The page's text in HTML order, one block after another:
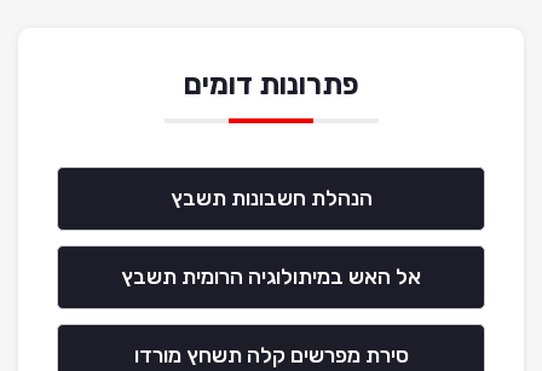
פתרונות דומים
הנהלת חשבונות תשבץ
אל האש במיתולוגיה הרומית תשבץ
סירת מפרשים קלה תשחץ מורדו